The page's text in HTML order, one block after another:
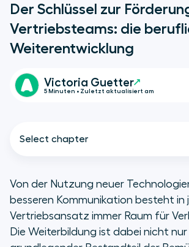
Der Schlüssel zur
Vertriebsteams: die
Weiterentwicklung
Victoria Guetter
5 Minuten • Zuletzt aktualisiert am
Select chapter
Die Bedeutung der
Weiterentwicklung für
Vertriebsteams
Von der Nutzung neuer
besseren Kommunikation besteht in
Vertriebsansatz immer Raum für
Die Weiterbildung ist dabei nicht nur